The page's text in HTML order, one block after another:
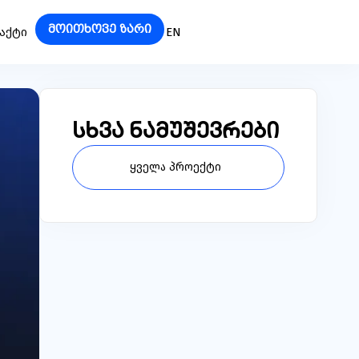
მოითხოვე ზარი EN
სხვა ნამუშევრები
ყველა პროექტი